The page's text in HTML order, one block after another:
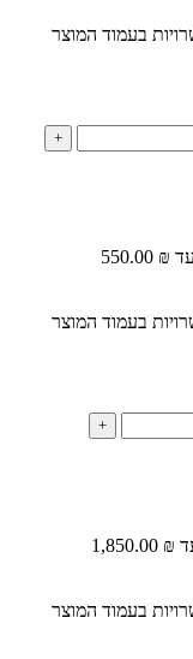
בעמוד המוצר
בעמוד המוצר
בעמוד המוצר